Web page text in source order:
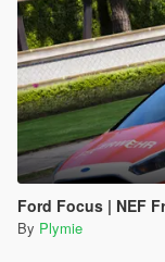
Ford Focus | NEF
By Plymie